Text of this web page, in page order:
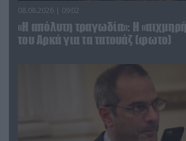
08.08.2026 | 09:02
«Η απόλυτη τραγωδία»: Η
του Αρκά για τα τατουάζ (φωτο)